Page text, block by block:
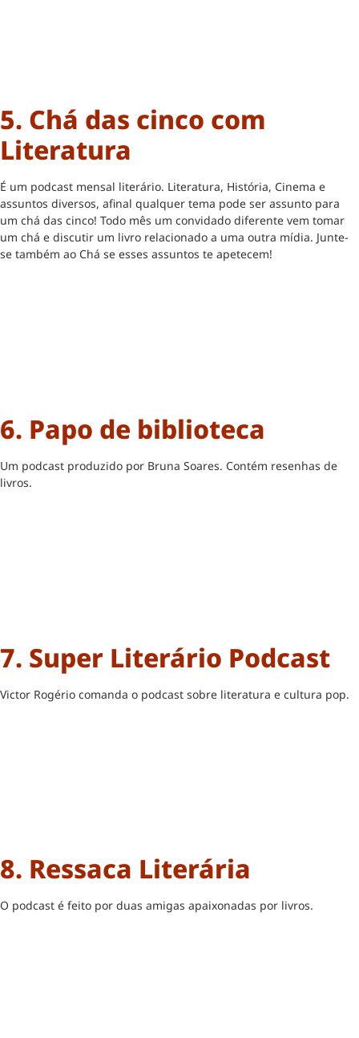
5. Chá das cinco com
Literatura
É um podcast mensal literário. Literatura, História, Cinema e
assuntos diversos, afinal qualquer tema pode ser assunto para
um chá das cinco! Todo mês um convidado diferente vem tomar
um chá e discutir um livro relacionado a uma outra mídia. Junte-
se também ao Chá se esses assuntos te apetecem!
6. Papo de biblioteca
Um podcast produzido por Bruna Soares. Contém resenhas de
livros.
7. Super Literário Podcast
Victor Rogério comanda o podcast sobre literatura e cultura pop.
8. Ressaca Literária
O podcast é feito por duas amigas apaixonadas por livros.